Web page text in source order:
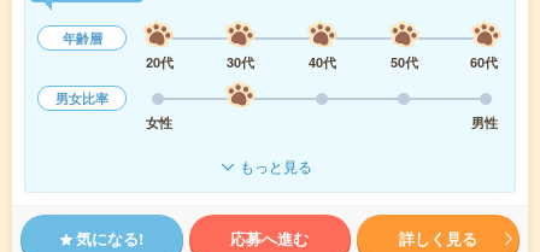
年齢層
20代
30代 40代 50代
60代
男女比率
女性
男性
もっと見る
気になる! 応募へ進む 詳しく見る